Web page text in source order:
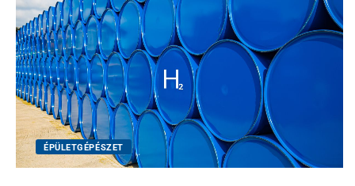
ÉPÜLETGÉPÉSZET